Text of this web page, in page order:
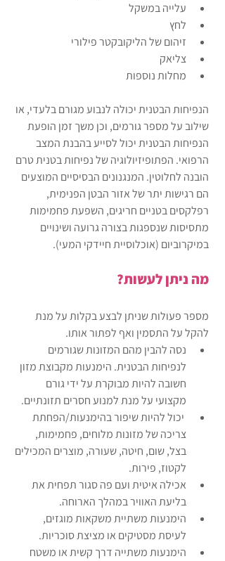
עלייה במשקל
לחץ
זיהום של הליקובקטר פילורי
צליאק
מחלות נוספות
הנפיחות הבטנית יכולה לנבוע מגורם בלעדי, או
שילוב על מספר גורמים, וכן משך זמן הופעת
הנפיחות הבטנית יכול לסייע בהבנת המצב
הרפואי. הפתופיזיולוגיה של נפיחות בטנית טרם
הובנה לחלוטין. המנגנונים הבסיסיים המוצעים
הם רגישות יתר של אזור הבטן הפנימית,
רפלקסים בטניים חריגים, השפעת פחמימות
מתסיסות שנספגות בצורה גרועה ושינויים
במיקרוביום (אוכלוסיית חיידקי המעי).
מה ניתן לעשות?
מספר פעולות שניתן לבצע בקלות על מנת
להקל על התסמין ואף לפתור אותו.
נסה להבין מהם המזונות שגורמים
לנפיחות הבטנית. הימנעות מקבוצת מזון
חשובה להיות מבוקרת על ידי גורם
מקצועי על מנת למנוע חסרים תזונתיים.
יכול להיות שיפור בהימנעות/הפחתת
צריכה של מזונות מלוחים, פחמימות,
בצל, שום, חיטה, שעורה, מוצרים המכילים
לקטוז, פירות.
אכילה איטית ועם פה סגור תפחית את
בליעת האוויר במהלך הארוחה.
הימנעות משתיית משקאות מוגזים,
לעיסת מסטיקים או מציצת סוכריות.
הימנעות משתייה דרך קשית או משטח